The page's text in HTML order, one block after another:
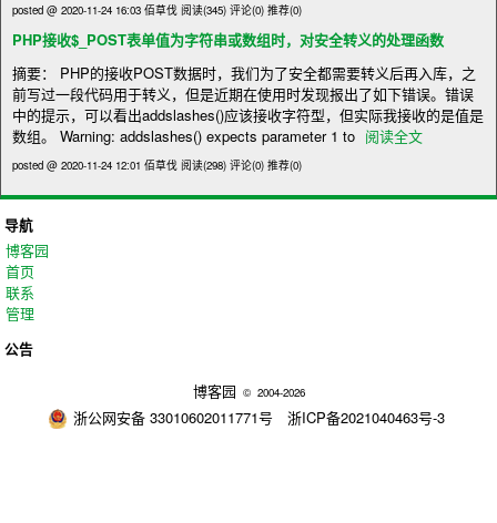
导航
博客园
首页
联系
管理
公告
posted @ 2020-11-24 16:03 佰草伐 阅读(345) 评论(0) 推荐(0)
PHP接收$_POST表单值为字符串或数组时，对安全转义的处理函数
摘要： PHP的接收POST数据时，我们为了安全都需要转义后再入库，之
前写过一段代码用于转义，但是近期在使用时发现报出了如下错误。错误
中的提示，可以看出addslashes()应该接收字符型，但实际我接收的是值是
数组。 Warning: addslashes() expects parameter 1 to 阅读全文
posted @ 2020-11-24 12:01 佰草伐 阅读(298) 评论(0) 推荐(0)
博客园 © 2004-2026
浙公网安备 33010602011771号 浙ICP备2021040463号-3